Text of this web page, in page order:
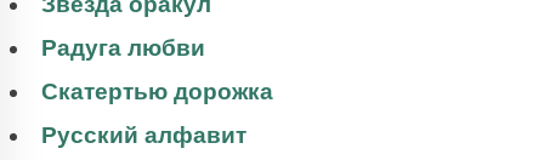
Радуга любви
Скатертью дорожка
Русский алфавит